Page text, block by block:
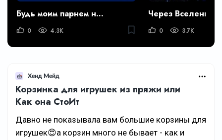
Будь моим парнем на пять минут
0 4.3K
Через Вселенную
0 3.7K
Хенд Мейд
Корзинка для игрушек из пряжи или
Как она СтоИт
Давно не показывала вам большие корзины для
игрушек😍а корзин много не бывает - как и